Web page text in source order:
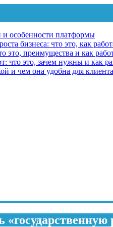
особенности платформы
бизнеса: что это, как
это, преимущества и как
что это, зачем нужны и как
и чем она удобна для клиента